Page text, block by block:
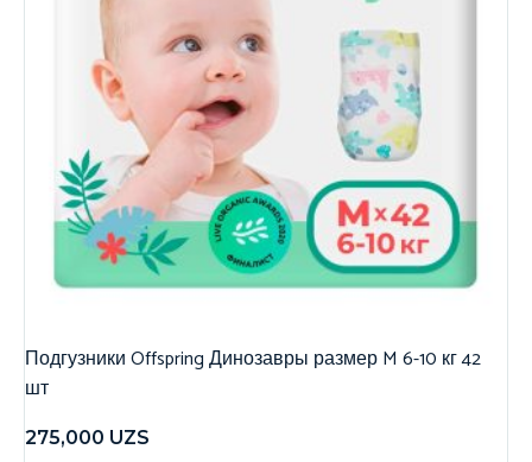
Подгузники Offspring Динозавры размер M 6-10 кг 42
шт
275,000 UZS